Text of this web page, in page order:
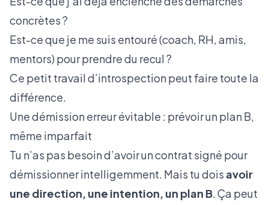
concrètes ?
Est-ce que je me suis entouré (coach, RH, amis,
mentors) pour prendre du recul ?
Ce petit travail d’introspection peut faire toute la
différence.
Une démission erreur évitable : prévoir un plan B,
même imparfait
Tu n’as pas besoin d’avoir un contrat signé pour
démissionner intelligemment. Mais tu dois avoir
une direction, une intention, un plan B. Ça peut